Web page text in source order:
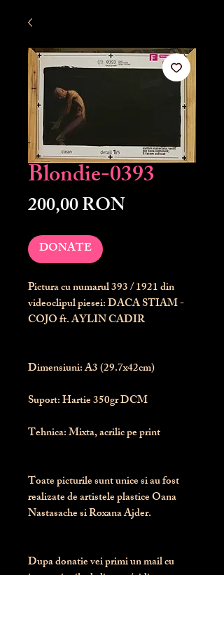
Blondie-0393
200,00 RONPreț
DONATE
Pictura cu numarul393/ 1921 din
videoclipul piesei: DACA STIAM -
COJO ft. AYLIN CADIR
Dimensiuni: A3 (29.7x42cm)
Suport: Hartie 350gr DCM
Tehnica: Mixta, acrilic pe print
Toate picturile sunt unice si au fost
realizate de artistele plastice Oana
Nastasache si Roxana Ajder.
Dupa donatie vei primi un mail cu
instructiunile de livrare / ridicare.